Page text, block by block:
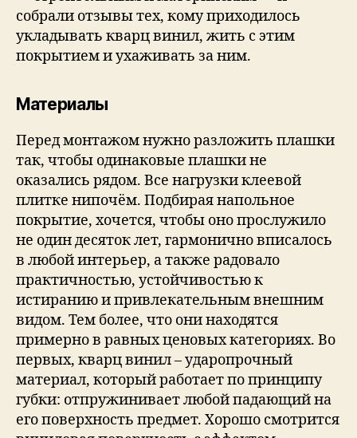
собрали отзывы тех, кому приходилось
укладывать кварц винил, жить с этим
покрытием и ухаживать за ним.
Материалы
Перед монтажом нужно разложить плашки
так, чтобы одинаковые плашки не
оказались рядом. Все нагрузки клеевой
плитке нипочём. Подбирая напольное
покрытие, хочется, чтобы оно прослужило
не один десяток лет, гармонично вписалось
в любой интерьер, а также радовало
практичностью, устойчивостью к
истиранию и привлекательным внешним
видом. Тем более, что они находятся
примерно в равных ценовых категориях. Во
первых, кварц винил – ударопрочный
материал, который работает по принципу
губки: отпружинивает любой падающий на
его поверхность предмет. Хорошо смотрится